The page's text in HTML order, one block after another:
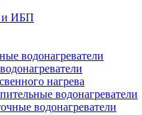
и ИБП
водонагреватели
нагрева
водонагреватели
водонагреватели